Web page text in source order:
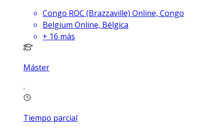
Congo ROC (Brazzaville) Online, Congo
Belgium Online, Bélgica
+ 16 más
Máster
Tiempo parcial